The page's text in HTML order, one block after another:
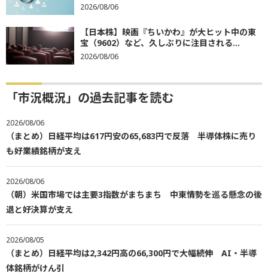
2026/08/06
【日本株】映画『ちいかわ』が大ヒット中の東
宝（9602）など、久しぶりに注目される...
2026/08/06
「市況概況」の過去記事を読む
2026/08/06
（まとめ）日経平均は617円安の65,683円で反落 半導体株に売り
も好業績銘柄が支え
2026/08/06
（朝）米国市場では主要3指数がまちまち 中東情勢を巡る懸念の後
退と好決算が支え
2026/08/05
（まとめ）日経平均は2,342円高の66,300円で大幅続伸 AI・半導
体銘柄がけん引